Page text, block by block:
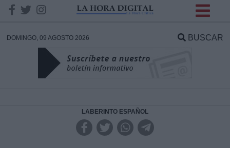
DOMINGO, 09 AGOSTO 2026 BUSCAR
LABERINTO ESPAÑOL
DATOS
Responsable: